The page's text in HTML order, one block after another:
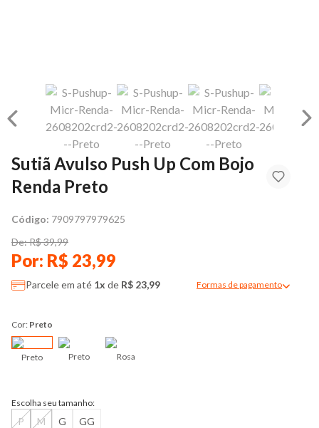
Sutiã Avulso Push Up Com Bojo
Renda Preto
Código: 7909797979625
De: R$ 39,99
Por: R$ 23,99
Parcele em até 1x de R$ 23,99 Formas de pagamento
Cor: Preto
Preto Preto Rosa
Escolha seu tamanho:
P M G GG